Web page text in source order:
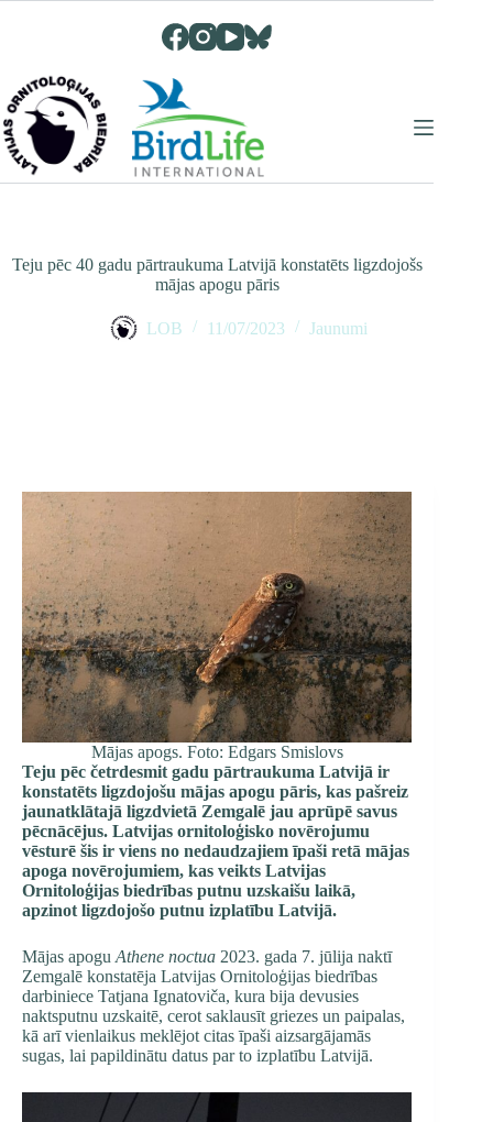
Teju pēc 40 gadu pārtraukuma Latvijā konstatēts ligzdojošs
mājas apogu pāris
LOB 11/07/2023 Jaunumi
Mājas apogs. Foto: Edgars Smislovs
Teju pēc četrdesmit gadu pārtraukuma Latvijā ir
konstatēts ligzdojošu mājas apogu pāris, kas pašreiz
jaunatklātajā ligzdvietā Zemgalē jau aprūpē savus
pēcnācējus. Latvijas ornitoloģisko novērojumu
vēsturē šis ir viens no nedaudzajiem īpaši retā mājas
apoga novērojumiem, kas veikts Latvijas
Ornitoloģijas biedrības putnu uzskaišu laikā,
apzinot ligzdojošo putnu izplatību Latvijā.
Mājas apogu Athene noctua 2023. gada 7. jūlija naktī
Zemgalē konstatēja Latvijas Ornitoloģijas biedrības
darbiniece Tatjana Ignatoviča, kura bija devusies
naktsputnu uzskaitē, cerot saklausīt griezes un paipalas,
kā arī vienlaikus meklējot citas īpaši aizsargājamās
sugas, lai papildinātu datus par to izplatību Latvijā.